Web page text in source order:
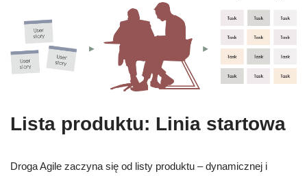
Lista produktu: Linia startowa
Droga Agile zaczyna się od listy produktu – dynamicznej i